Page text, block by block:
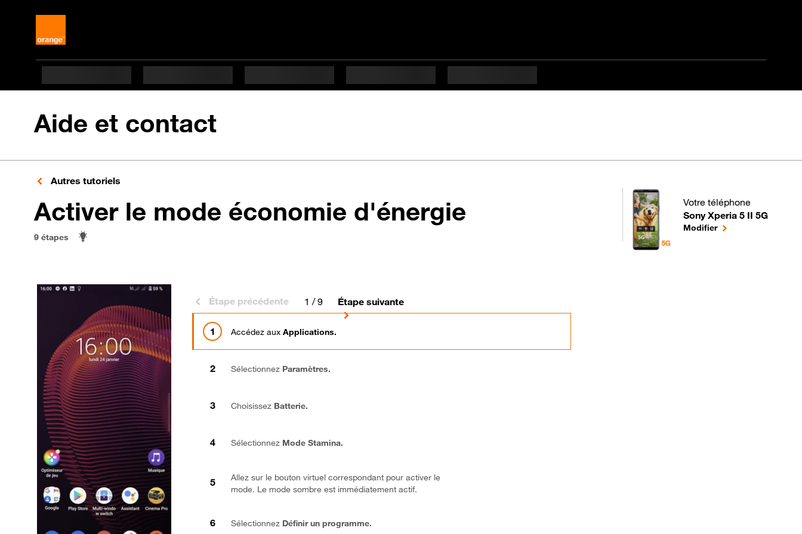
Aide et contact
Autres tutoriels
Activer le mode économie d'énergie en 9 étapes difficulté
9 étapes
Votre téléphone
Sony Xperia 5 II 5G
pour votre Sony Xperia 5 II
Modifierle téléphone
Étape précédente 1 / 9 Étape suivante
Accédez auxApplications.
Sélectionnez Paramètres.
Choisissez Batterie.
Sélectionnez Mode Stamina.
Allez sur le bouton virtuel correspondant pour activer le
mode. Le mode sombre est immédiatement actif.
Sélectionnez Définir un programme.